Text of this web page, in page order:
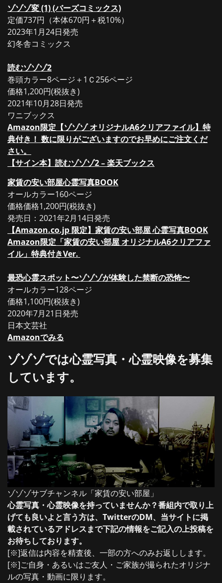
ゾゾゾ変 (1) (バーズコミックス)
定価737円（本体670円＋税10%）
2023年1月24日発売
幻冬舎コミックス
読むゾゾゾ2
巻頭カラー8ページ＋1Ｃ256ページ
価格1,200円(税抜き)
2021年10月28日発売
ワニブックス
Amazon限定【ゾゾゾ オリジナルA6クリアファイル】特
典付き！ 数に限りがございますのでお早めにご注文くだ
さい。
【サイン本】読むゾゾゾ2 – 楽天ブックス
家賃の安い部屋心霊写真BOOK
オールカラー160ページ
価格価格1,200円(税抜き)
発売日：2021年2月14日発売
【Amazon.co.jp 限定】家賃の安い部屋 心霊写真BOOK
Amazon限定「家賃の安い部屋 オリジナルA6クリアファ
イル」特典付きVer.
最恐心霊スポット〜ゾゾゾが体験した禁断の恐怖〜
オールカラー128ページ
価格1,100円(税抜き)
2020年7月21日発売
日本文芸社
Amazonでみる
ゾゾゾでは心霊写真・心霊映像を募集
しています。
ゾゾゾサブチャンネル「家賃の安い部屋」
心霊写真・心霊映像を持っていませんか？番組内で取り上
げても良いよと言う方は、TwitterのDM、当サイトに掲
載されているアドレスまで下記の情報をご記入の上投稿を
お待ちしております。
[※]返信は内容を精査後、一部の方へのみお返しします。
[※]ご自身・あるいはご友人・ご家族が撮られたオリジナ
ルの写真・動画に限ります。